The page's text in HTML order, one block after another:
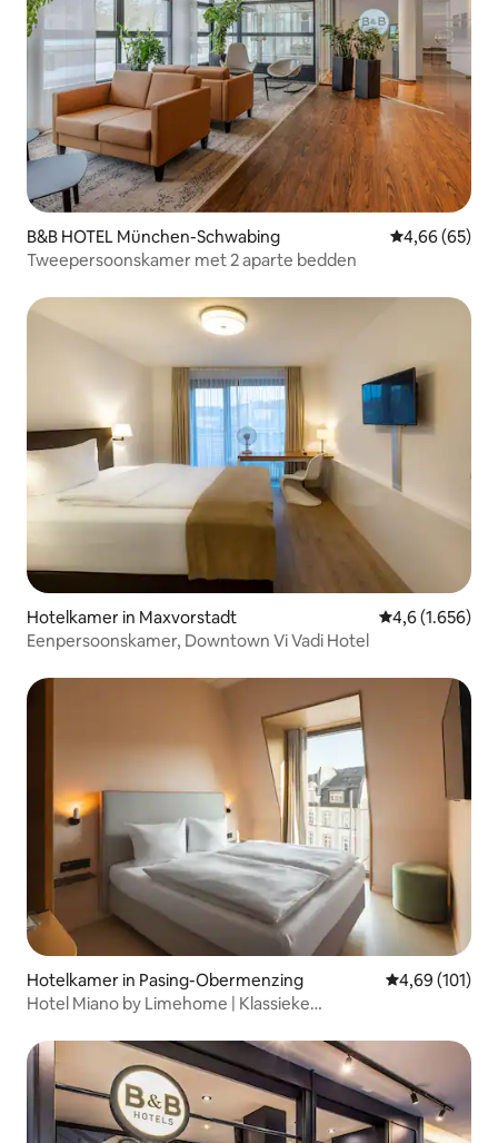
B&B HOTEL München-Schwabing Gemiddelde
4,66 (65)
Tweepersoonskamer met 2 aparte bedden
Hotelkamer in Maxvorstadt Gemiddelde
4,6 (1.656)
Eenpersoonskamer, Downtown Vi Vadi Hotel
Hotelkamer in Pasing-Obermenzing Gemiddelde
4,69 (101)
Hotel Miano by Limehome | Klassieke